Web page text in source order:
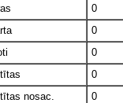
0
0
0
0
nosac.
0